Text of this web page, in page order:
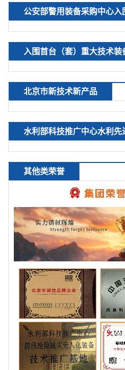
公安部警用装备采购中心入
入围首台（套）重大技术装
北京市新技术新产品
水利部科技推广中心水利
其他类荣誉